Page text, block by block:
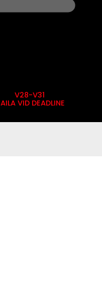
V28-V31
VID DEADLINE